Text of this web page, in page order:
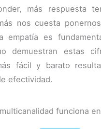
más respuesta
nos cuesta
empatía es
demuestran estas
fácil y barato
efectividad.
funciona